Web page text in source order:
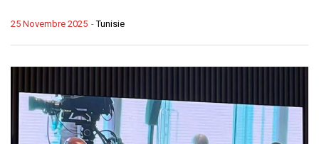
-Tunisie
25 Novembre 2025